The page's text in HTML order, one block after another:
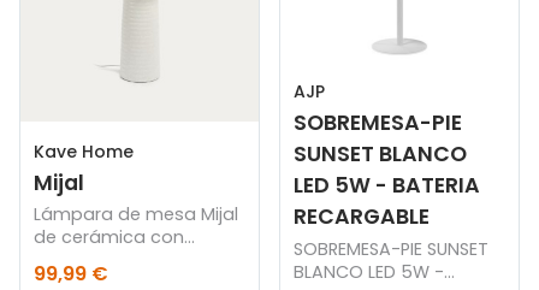
Kave Home
Mijal
Lámpara de mesa Mijal
de cerámica con
acabado blanco
99,99 €
AJP
SOBREMESA-PIE
SUNSET BLANCO
LED 5W - BATERIA
RECARGABLE
SOBREMESA-PIE SUNSET
BLANCO LED 5W -